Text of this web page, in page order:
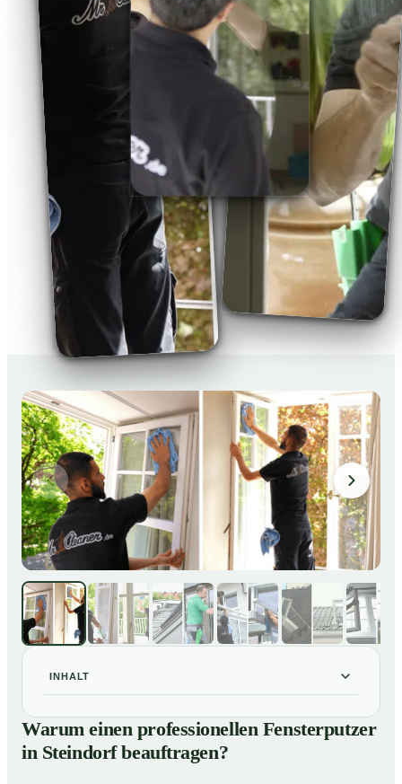
INHALT
Warum einen professionellen Fensterputzer in
Steindorf beauftragen?
Darum lohnt sich ein Fensterputzer in Steindorf
Warum einen professionellen Fensterputzer
in Steindorf beauftragen?